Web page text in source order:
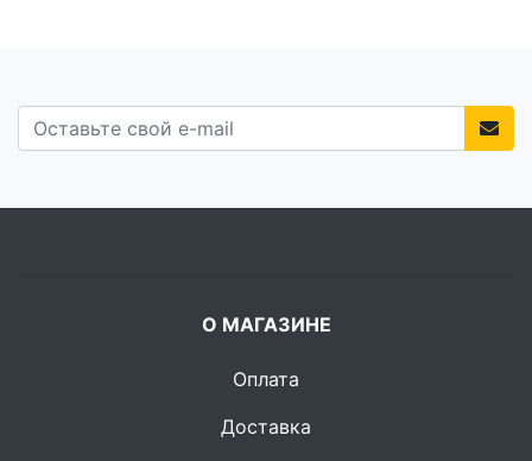
О МАГАЗИНЕ
Оплата
Доставка